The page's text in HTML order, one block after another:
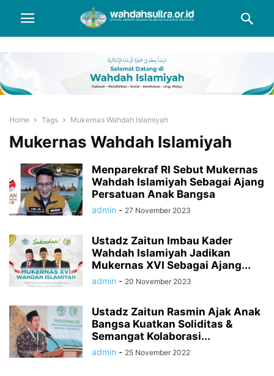
Home Tags Mukernas Wahdah Islamiyah
Mukernas Wahdah Islamiyah
Menparekraf RI Sebut Mukernas
Wahdah Islamiyah Sebagai Ajang
Persatuan Anak Bangsa
admin - 27 November 2023
Ustadz Zaitun Imbau Kader
Wahdah Islamiyah Jadikan
Mukernas XVI Sebagai Ajang...
admin - 20 November 2023
Ustadz Zaitun Rasmin Ajak Anak
Bangsa Kuatkan Soliditas &
Semangat Kolaborasi...
admin - 25 November 2022